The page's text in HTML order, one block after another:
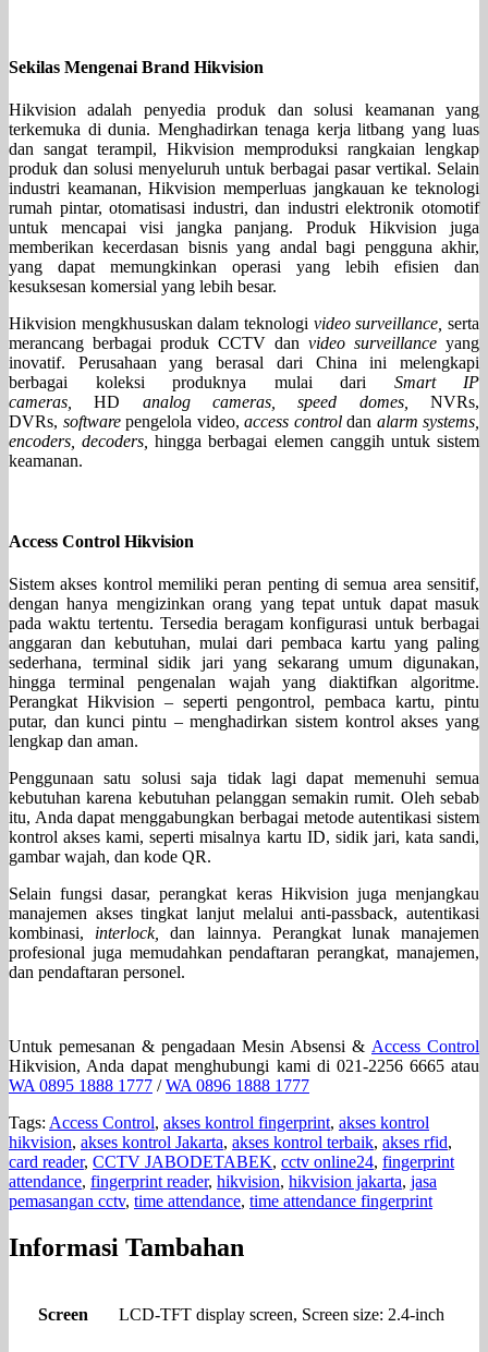
Sekilas Mengenai Brand Hikvision
Hikvision adalah penyedia produk dan solusi keamanan yang
terkemuka di dunia. Menghadirkan tenaga kerja litbang yang luas
dan sangat terampil, Hikvision memproduksi rangkaian lengkap
produk dan solusi menyeluruh untuk berbagai pasar vertikal. Selain
industri keamanan, Hikvision memperluas jangkauan ke teknologi
rumah pintar, otomatisasi industri, dan industri elektronik otomotif
untuk mencapai visi jangka panjang. Produk Hikvision juga
memberikan kecerdasan bisnis yang andal bagi pengguna akhir,
yang dapat memungkinkan operasi yang lebih efisien dan
kesuksesan komersial yang lebih besar.
Hikvision mengkhususkan dalam teknologi video surveillance, serta
merancang berbagai produk CCTV dan video surveillance yang
inovatif. Perusahaan yang berasal dari China ini melengkapi
berbagai koleksi produknya mulai dari Smart IP
cameras, HD analog cameras, speed domes, NVRs,
DVRs, softwarepengelola video, access controldan alarm systems,
encoders, decoders, hingga berbagai elemen canggih untuk sistem
keamanan.
Access Control Hikvision
Sistem akses kontrol memiliki peran penting di semua area sensitif,
dengan hanya mengizinkan orang yang tepat untuk dapat masuk
pada waktu tertentu. Tersedia beragam konfigurasi untuk berbagai
anggaran dan kebutuhan, mulai dari pembaca kartu yang paling
sederhana, terminal sidik jari yang sekarang umum digunakan,
hingga terminal pengenalan wajah yang diaktifkan algoritme.
Perangkat Hikvision – seperti pengontrol, pembaca kartu, pintu
putar, dan kunci pintu – menghadirkan sistem kontrol akses yang
lengkap dan aman.
Penggunaan satu solusi saja tidak lagi dapat memenuhi semua
kebutuhan karena kebutuhan pelanggan semakin rumit. Oleh sebab
itu, Anda dapat menggabungkan berbagai metode autentikasi sistem
kontrol akses kami, seperti misalnya kartu ID, sidik jari, kata sandi,
gambar wajah, dan kode QR.
Selain fungsi dasar, perangkat keras Hikvision juga menjangkau
manajemen akses tingkat lanjut melalui anti-passback, autentikasi
kombinasi, interlock,
dan lainnya. Perangkat lunak manajemen
profesional juga memudahkan pendaftaran perangkat, manajemen,
dan pendaftaran personel.
Untuk pemesanan & pengadaan Mesin Absensi & Access Control
Hikvision, Anda dapat menghubungi kami di 021-2256 6665 atau
WA 0895 1888 1777 /WA 0896 1888 1777
Tags: Access Control, akses kontrol fingerprint, akses kontrol
hikvision, akses kontrol Jakarta, akses kontrol terbaik, akses rfid,
card reader, CCTV JABODETABEK, cctv online24, fingerprint
attendance, fingerprint reader, hikvision, hikvision jakarta, jasa
pemasangan cctv, time attendance, time attendance fingerprint
Informasi Tambahan
Screen LCD-TFT display screen, Screen size: 2.4-inch